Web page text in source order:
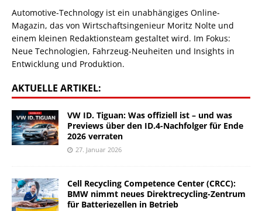
Automotive-Technology ist ein unabhängiges Online-
Magazin, das von Wirtschaftsingenieur Moritz Nolte und
einem kleinen Redaktionsteam gestaltet wird. Im Fokus:
Neue Technologien, Fahrzeug-Neuheiten und Insights in
Entwicklung und Produktion.
AKTUELLE ARTIKEL:
VW ID. Tiguan: Was offiziell ist – und was
Previews über den ID.4-Nachfolger für Ende
2026 verraten
27. Januar 2026
Cell Recycling Competence Center (CRCC):
BMW nimmt neues Direktrecycling-Zentrum
für Batteriezellen in Betrieb